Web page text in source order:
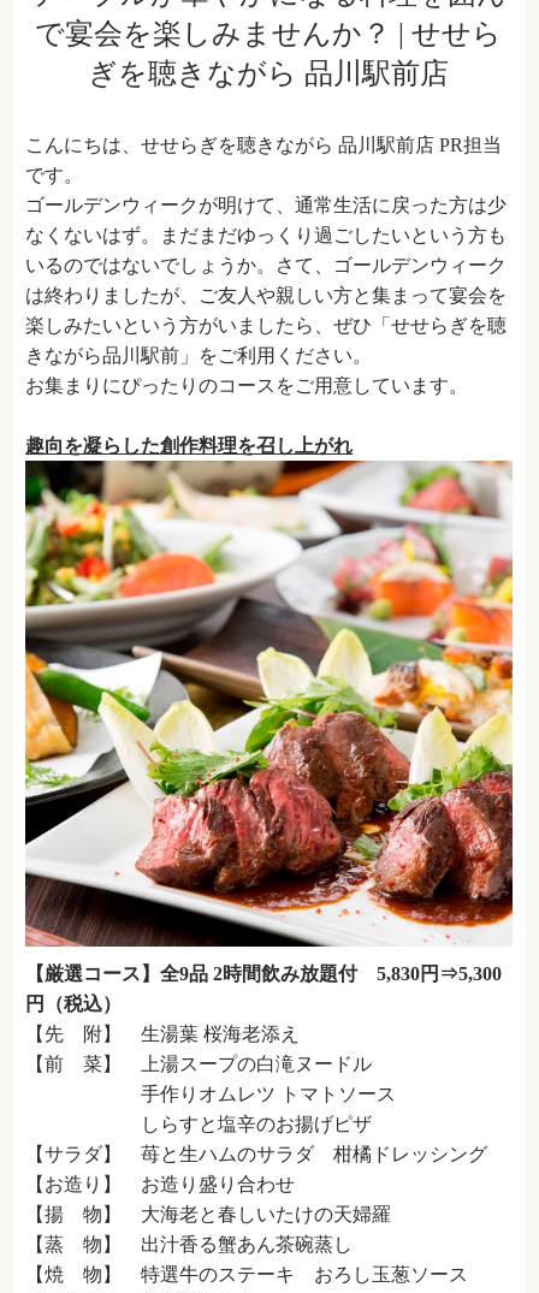
で宴会を楽しみませんか？ | せせら
ぎを聴きながら 品川駅前店
こんにちは、せせらぎを聴きながら 品川駅前店 PR担当
です。
ゴールデンウィークが明けて、通常生活に戻った方は少
なくないはず。まだまだゆっくり過ごしたいという方も
いるのではないでしょうか。さて、ゴールデンウィーク
は終わりましたが、ご友人や親しい方と集まって宴会を
楽しみたいという方がいましたら、ぜひ「せせらぎを聴
きながら品川駅前」をご利用ください。
お集まりにぴったりのコースをご用意しています。
趣向を凝らした創作料理を召し上がれ
【厳選コース】全9品 2時間飲み放題付 5,830円⇒5,300
円（税込）
【先 附】 生湯葉 桜海老添え
【前 菜】 上湯スープの白滝ヌードル
手作りオムレツ トマトソース
しらすと塩辛のお揚げピザ
【サラダ】 苺と生ハムのサラダ 柑橘ドレッシング
【お造り】 お造り盛り合わせ
【揚 物】 大海老と春しいたけの天婦羅
【蒸 物】 出汁香る蟹あん茶碗蒸し
【焼 物】 特選牛のステーキ おろし玉葱ソース